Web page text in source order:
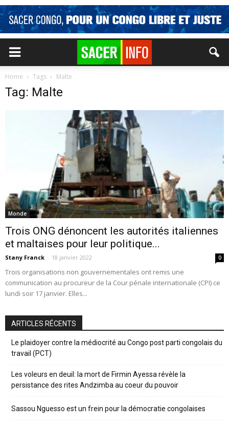
Home Tags Malte
Tag: Malte
Monde
Trois ONG dénoncent les autorités italiennes
et maltaises pour leur politique...
Stany Franck - 18 janvier 2022 0
Trois organisations non gouvernementales ont remis une
communication au procureur de la Cour pénale internationale (CPI) ce
lundi soir 17 janvier. Elles...
ARTICLES RÉCENTS
Le plaidoyer contre la médiocrité au Congo post parti congolais du
travail (PCT)
Les voleurs en deuil: la mort de Firmin Ayessa révèle la
persistance des rites Andzimba au coeur du pouvoir
Sassou Nguesso est un frein pour la démocratie congolaises